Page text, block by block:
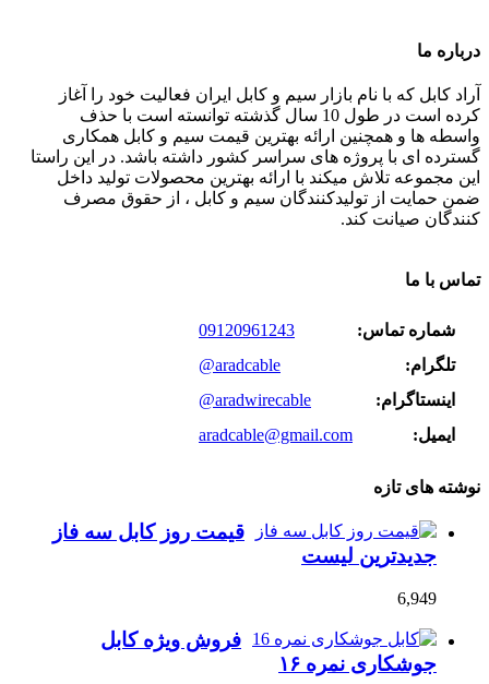
درباره ما
آراد کابل که با نام بازار سیم و کابل ایران فعالیت خود را آغاز
کرده است در طول 10 سال گذشته توانسته است با حذف
واسطه ها و همچنین ارائه بهترین قیمت سیم و کابل همکاری
گسترده ای با پروژه های سراسر کشور داشته باشد. در این راستا
این مجموعه تلاش میکند با ارائه بهترین محصولات تولید داخل
ضمن حمایت از تولیدکنندگان سیم و کابل ، از حقوق مصرف
کنندگان صیانت کند.
تماس با ما
شماره تماس:
09120961243
تلگرام:
@aradcable
اینستاگرام:
@aradwirecable
ایمیل:
aradcable@gmail.com
نوشته های تازه
قیمت روز کابل سه فاز
جدیدترین لیست
6,949
فروش ویژه کابل
جوشکاری نمره ۱۶